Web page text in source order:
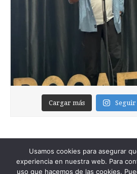
Cargar más Seguir
Usamos cookies para asegurar
experiencia en nuestra web. Para
uso que hacemos de las cookies.